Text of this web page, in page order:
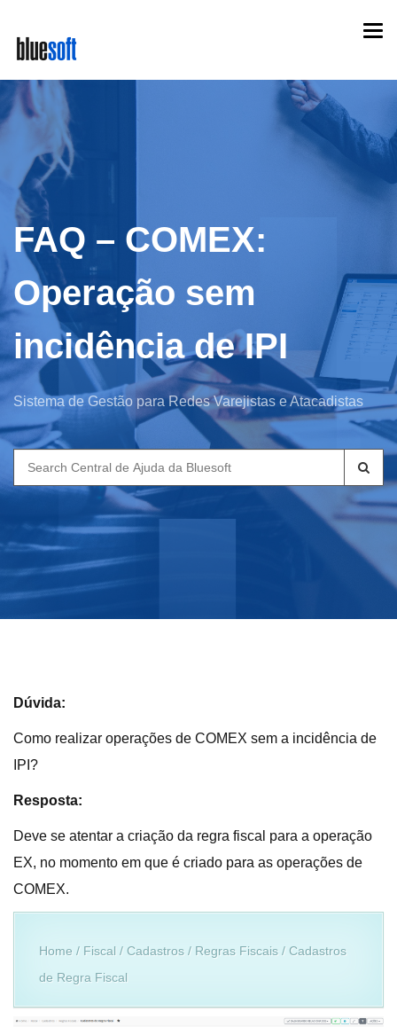
main
content
FAQ – COMEX:
Operação sem
incidência de IPI
Sistema de Gestão para Redes Varejistas e Atacadistas
Search
for:
Dúvida:
Como realizar operações de COMEX sem a incidência de
IPI?
Resposta:
Deve se atentar a criação da regra fiscal para a operação
EX, no momento em que é criado para as operações de
COMEX.
Home / Fiscal / Cadastros / Regras Fiscais / Cadastros
de Regra Fiscal